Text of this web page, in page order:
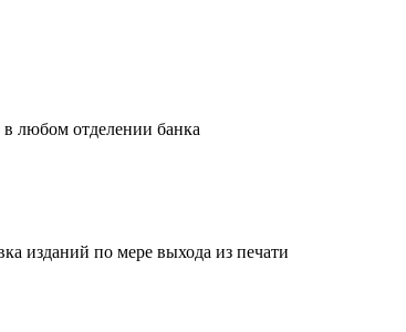
любом отделении банка
изданий по мере выхода из печати